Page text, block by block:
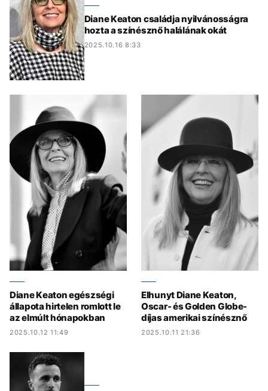
Diane Keaton családja nyilvánosságra
hozta a színésznő halálának okát
2025.10.16 8:33
Diane Keaton egészségi
állapota hirtelen romlott le
az elmúlt hónapokban
2025.10.12 11:49
Elhunyt Diane Keaton,
Oscar- és Golden Globe-
díjas amerikai színésznő
2025.10.11 21:36